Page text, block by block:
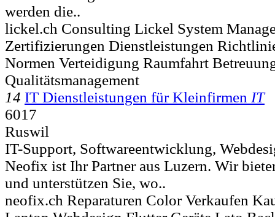
werden die..
lickel.ch Consulting Lickel System
Zertifizierungen Dienstleistungen
Normen Verteidigung Raumfahrt
Qualitätsmanagement
14 IT Dienstleistungen für Kleinfirmen IT
6017
Ruswil
IT-Support, Softwareentwicklung,
Neofix ist Ihr Partner aus Luzern. Wir
und unterstützen Sie, wo..
neofix.ch Reparaturen Color Verkaufen